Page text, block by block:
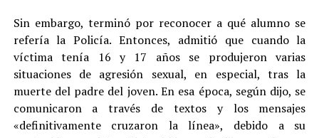
Sin embargo, terminó por reconocer a qué alumno se
refería la Policía. Entonces, admitió que cuando la
víctima tenía 16 y 17 años se produjeron varias
situaciones de agresión sexual, en especial, tras la
muerte del padre del joven. En esa época, según dijo, se
comunicaron a través de textos y los mensajes
«definitivamente cruzaron la línea», debido a su